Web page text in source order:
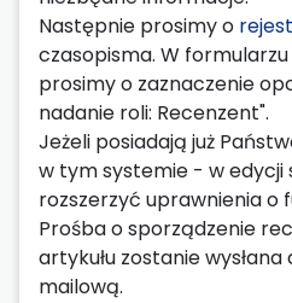
Następnie prosimy o
czasopisma. W
prosimy o zaznaczenie
nadanie roli: Recenzent".
Jeżeli posiadają już
w tym systemie - w edycji
rozszerzyć uprawnienia o
Prośba o sporządzenie
artykułu zostanie
mailową.